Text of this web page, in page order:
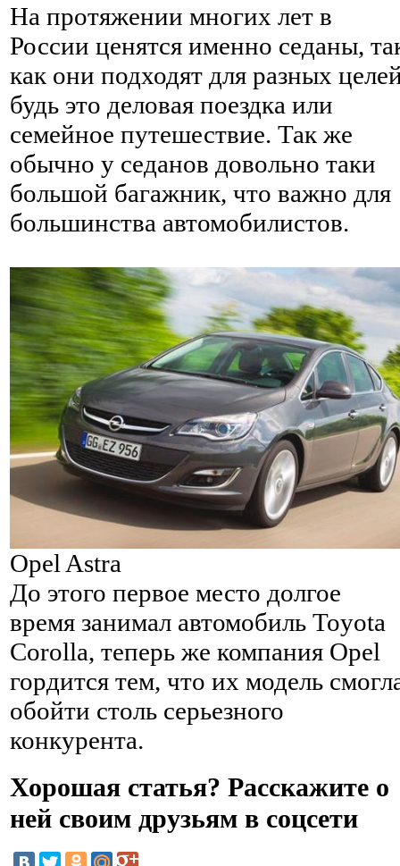
На протяжении многих лет в
России ценятся именно седаны,
как они подходят для разных
будь это деловая поездка или
семейное путешествие. Так же
обычно у седанов довольно таки
большой багажник, что важно для
большинства автомобилистов.
Opel Astra
До этого первое место долгое
время занимал автомобиль Toyota
Corolla, теперь же компания Opel
гордится тем, что их модель
обойти столь серьезного
конкурента.
Хорошая статья? Расскажите о
ней своим друзьям в соцсети